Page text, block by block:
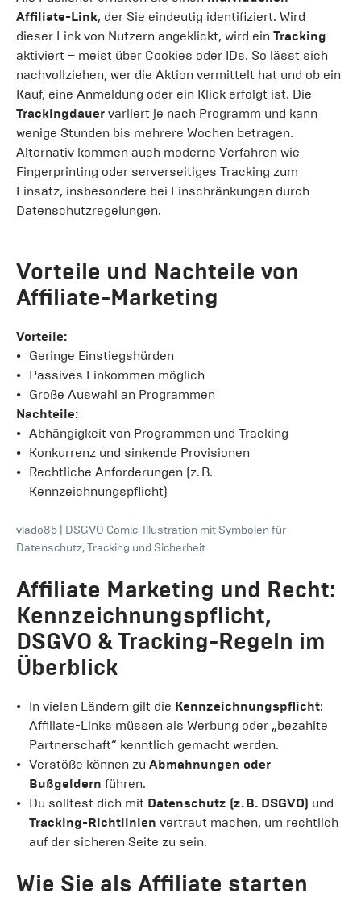
Affiliate-Link, der Sie eindeutig identifiziert. Wird
dieser Link von Nutzern angeklickt, wird ein Tracking
aktiviert – meist über Cookies oder IDs. So lässt sich
nachvollziehen, wer die Aktion vermittelt hat und ob ein
Kauf, eine Anmeldung oder ein Klick erfolgt ist. Die
Trackingdauer variiert je nach Programm und kann
wenige Stunden bis mehrere Wochen betragen.
Alternativ kommen auch moderne Verfahren wie
Fingerprinting oder serverseitiges Tracking zum
Einsatz, insbesondere bei Einschränkungen durch
Datenschutzregelungen.
Vorteile und Nachteile von
Affiliate-Marketing
Vorteile:
Geringe Einstiegshürden
Passives Einkommen möglich
Große Auswahl an Programmen
Nachteile:
Abhängigkeit von Programmen und Tracking
Konkurrenz und sinkende Provisionen
Rechtliche Anforderungen (z. B.
Kennzeichnungspflicht)
vlado85
DSGVO Comic-Illustration mit Symbolen für
Datenschutz, Tracking und Sicherheit
Affiliate Marketing und Recht:
Kennzeichnungspflicht,
DSGVO & Tracking-Regeln im
Überblick
In vielen Ländern gilt die Kennzeichnungspflicht:
Affiliate-Links müssen als Werbung oder „bezahlte
Partnerschaft“ kenntlich gemacht werden.
Verstöße können zu Abmahnungen oder
Bußgeldern führen.
Du solltest dich mit Datenschutz (z. B. DSGVO) und
Tracking-Richtlinien vertraut machen, um rechtlich
auf der sicheren Seite zu sein.
Wie Sie als Affiliate starten